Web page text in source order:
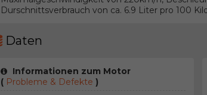
Durschnittsverbrauch von ca. 6.9 Liter pro 100
Daten
Informationen zum Motor
(Probleme & Defekte )